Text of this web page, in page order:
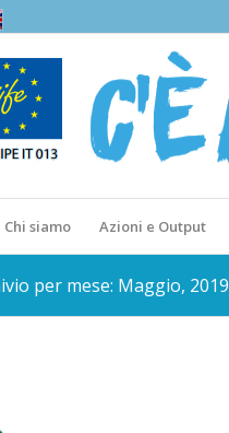
Chi siamo Azioni e Output
per mese: Maggio, 2019